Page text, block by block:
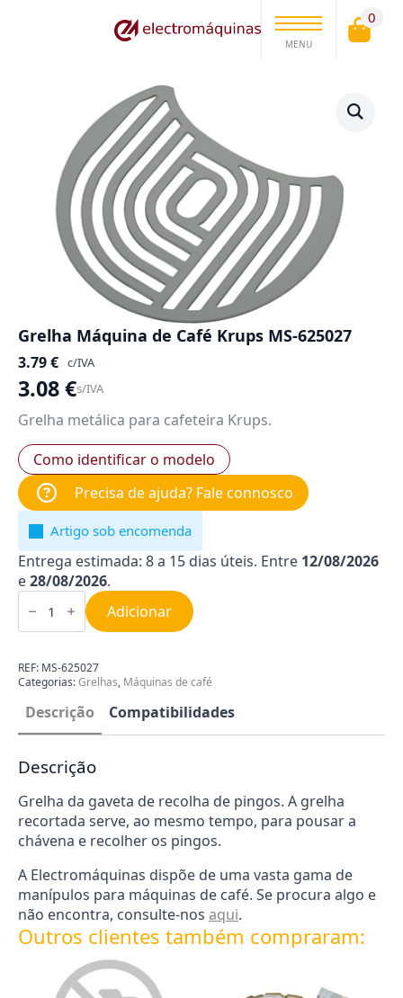
MENU
0
Grelha Máquina de Café Krups MS-625027
3.79€ c/IVA
3.08€s/IVA
Grelha metálica para cafeteira Krups.
Como identificar o modelo
Precisa de ajuda? Fale connosco
Artigo sob encomenda
Entrega estimada: 8 a 15 dias úteis. Entre 12/08/2026
e28/08/2026.
Quantidade
de
Máquina
Café
Krups
MS-
625027
Adicionar
REF: MS-625027
Categorias:Grelhas, Máquinas de café
Descrição Compatibilidades
Descrição
Grelha da gaveta de recolha de pingos. A grelha
recortada serve, ao mesmo tempo, para pousar a
chávena e recolher os pingos.
A Electromáquinas dispõe de uma vasta gama de
manípulos para máquinas de café. Se procura algo e
não encontra, consulte-nos aqui.
Outros clientes também compraram: